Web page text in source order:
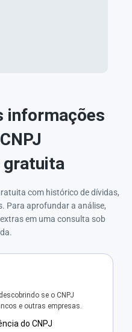
informações
gratuita
com histórico de dívidas,
Para aprofundar a análise,
em uma consulta sob
se o CNPJ
e outras empresas.
do CNPJ